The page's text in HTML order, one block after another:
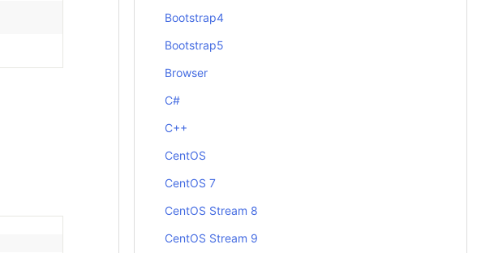
Bootstrap4
Bootstrap5
Browser
C#
C++
CentOS
CentOS 7
CentOS Stream 8
CentOS Stream 9